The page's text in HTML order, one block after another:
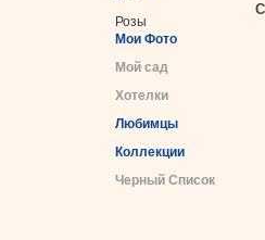
Розы
Мои Фото
Мой сад
Хотелки
Любимцы
Коллекции
Черный Список